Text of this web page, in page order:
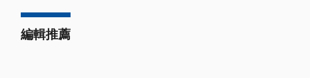
編輯推薦